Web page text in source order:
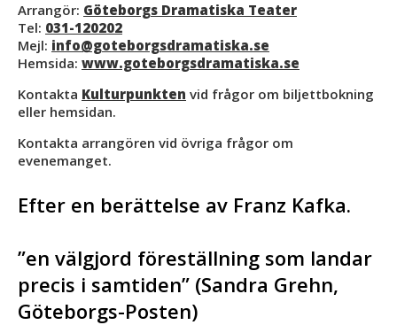
Arrangör: Göteborgs Dramatiska Teater
Tel: 031-120202
Mejl: info@goteborgsdramatiska.se
Hemsida: www.goteborgsdramatiska.se
Kontakta Kulturpunkten vid frågor om biljettbokning
eller hemsidan.
Kontakta arrangören vid övriga frågor om
evenemanget.
Efter en berättelse av Franz Kafka.
”en välgjord föreställning som landar
precis i samtiden” (Sandra Grehn,
Göteborgs-Posten)